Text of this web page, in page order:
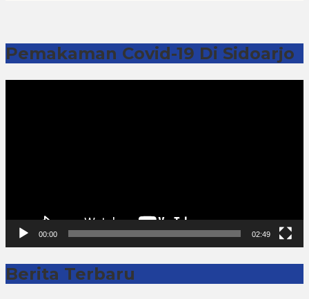
Pemakaman Covid-19 Di Sidoarjo
00:00 02:49
Berita Terbaru